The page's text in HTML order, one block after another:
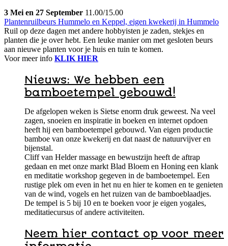
3 Mei en 27 September 11.00/15.00
Plantenruilbeurs Hummelo en Keppel, eigen kwekerij in Hummelo
Ruil op deze dagen met andere hobbyisten je zaden, stekjes en
planten die je over hebt. Een leuke manier om met gesloten beurs
aan nieuwe planten voor je huis en tuin te komen.
Voor meer info KLIK HIER
Nieuws: We hebben een
bamboetempel gebouwd!
De afgelopen weken is Sietse enorm druk geweest. Na veel
zagen, snoeien en inspiratie in boeken en internet opdoen
heeft hij een bamboetempel gebouwd. Van eigen productie
bamboe van onze kwekerij en dat naast de natuurvijver en
bijenstal.
Cliff van Helder massage en bewustzijn heeft de aftrap
gedaan en met onze markt Blad Bloem en Honing een klank
en meditatie workshop gegeven in de bamboetempel. Een
rustige plek om even in het nu en hier te komen en te genieten
van de wind, vogels en het ruizen van de bamboeblaadjes.
De tempel is 5 bij 10 en te boeken voor je eigen yogales,
meditatiecursus of andere activiteiten.
Neem hier contact op voor meer